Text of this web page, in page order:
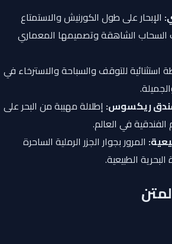
الإبحار على طول الكورنيش والاستمتاع
الشاهقة وتصميمها المعماري
للتوقف والسباحة والاسترخاء في
ريكسوس:إطلالة مهيبة من البحر على
في العالم.
المرور بجوار الجزر الرملية الساحرة
الطبيعية.